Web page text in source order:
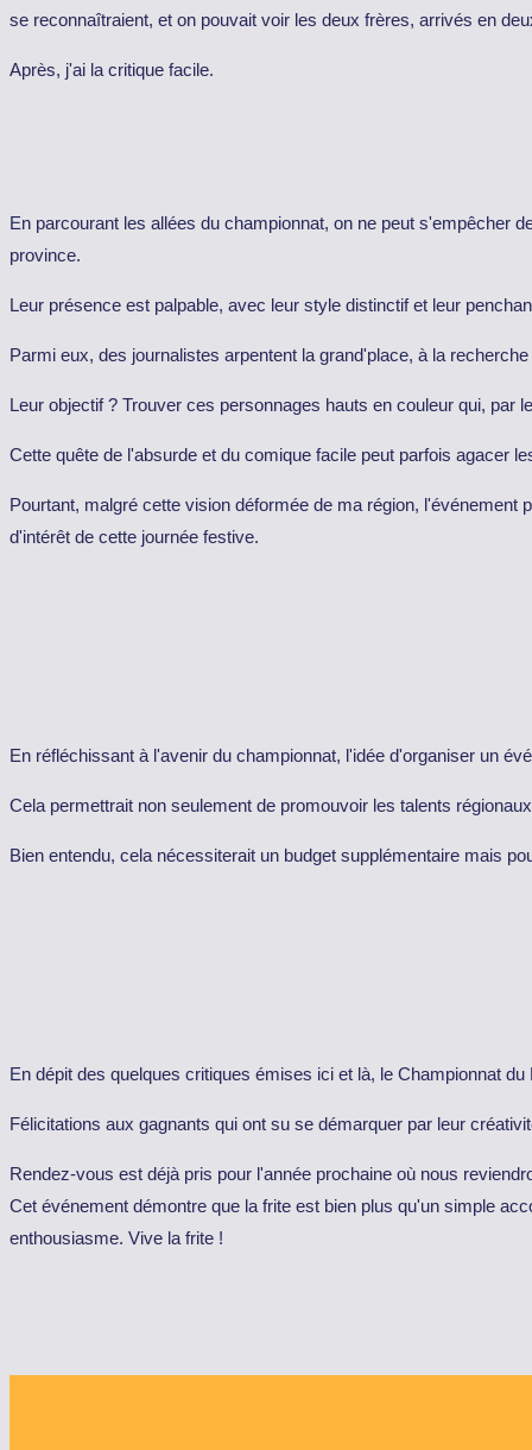
se reconnaîtraient, et on pouvait voir les deux frères, arrivés en
Après, j'ai la critique facile.
En parcourant les allées du championnat, on ne peut s'empêcher
province.
Leur présence est palpable, avec leur style distinctif et leur
Parmi eux, des journalistes arpentent la grand'place, à la
Leur objectif ? Trouver ces personnages hauts en couleur qui, par
Cette quête de l'absurde et du comique facile peut parfois agacer
Pourtant, malgré cette vision déformée de ma région,
d'intérêt de cette journée festive.
En réfléchissant à l'avenir du championnat, l'idée d'organiser un
Cela permettrait non seulement de promouvoir les talents
Bien entendu, cela nécessiterait un budget supplémentaire mais
En dépit des quelques critiques émises ici et là, le Championnat
Félicitations aux gagnants qui ont su se démarquer par leur
Rendez-vous est déjà pris pour l'année prochaine où nous
Cet événement démontre que la frite est bien plus qu'un simple
enthousiasme. Vive la frite !